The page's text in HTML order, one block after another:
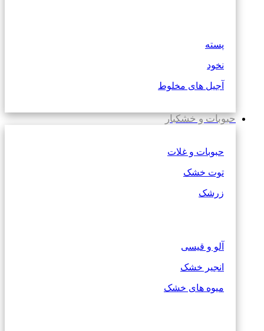
پسته
نخود
آجیل های مخلوط
حبوبات و خشکبار
حبوبات و غلات
توت خشک
زرشک
آلو و قیسی
انجیر خشک
میوه های خشک